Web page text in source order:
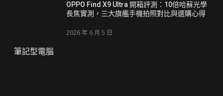
OPPO Find X9 Ultra 開箱評測：10倍哈蘇光學
長焦實測，三大旗艦手機拍照對比與選購心得
2026 年 6 月 5 日
筆記型電腦